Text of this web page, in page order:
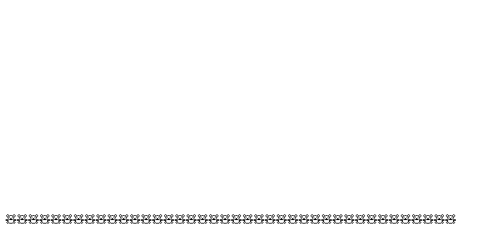
🧸🧸🧸🧸🧸🧸🧸🧸🧸🧸🧸🧸🧸🧸🧸🧸🧸🧸🧸🧸🧸🧸🧸🧸🧸🧸🧸🧸🧸🧸🧸🧸🧸🧸🧸🧸🧸🧸🧸🧸